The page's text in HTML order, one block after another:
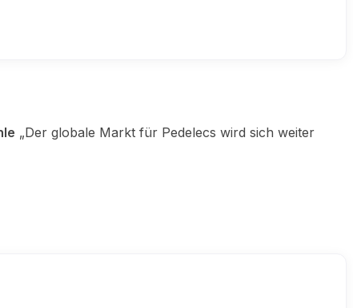
„Der globale Markt für Pedelecs wird sich weiter